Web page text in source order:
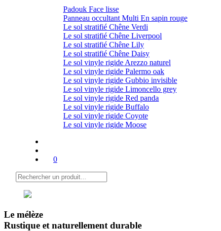
Padouk Face lisse
Panneau occultant Multi En sapin rouge
Le sol stratifié Chêne Verdi
Le sol stratifié Chêne Liverpool
Le sol stratifié Chêne Lily
Le sol stratifié Chêne Daisy
Le sol vinyle rigide Arezzo naturel
Le sol vinyle rigide Palermo oak
Le sol vinyle rigide Gubbio invisible
Le sol vinyle rigide Limoncello grey
Le sol vinyle rigide Red panda
Le sol vinyle rigide Buffalo
Le sol vinyle rigide Coyote
Le sol vinyle rigide Moose
0
Le mélèze
Rustique et naturellement durable